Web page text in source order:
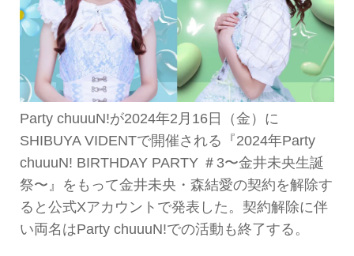
Party chuuuN!が2024年2月16日（金）に
SHIBUYA VIDENTで開催される『2024年Party
chuuuN! BIRTHDAY PARTY ＃3〜金井未央生誕
祭〜』をもって金井未央・森結愛の契約を解除す
ると公式Xアカウントで発表した。契約解除に伴
い両名はParty chuuuN!での活動も終了する。